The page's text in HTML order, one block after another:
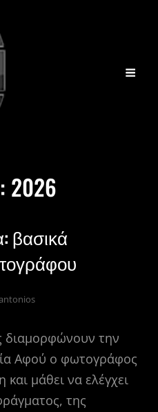
2026
βασικά
διαμορφώνουν την
Αφού ο φωτογράφος
και μάθει να ελέγχει
της